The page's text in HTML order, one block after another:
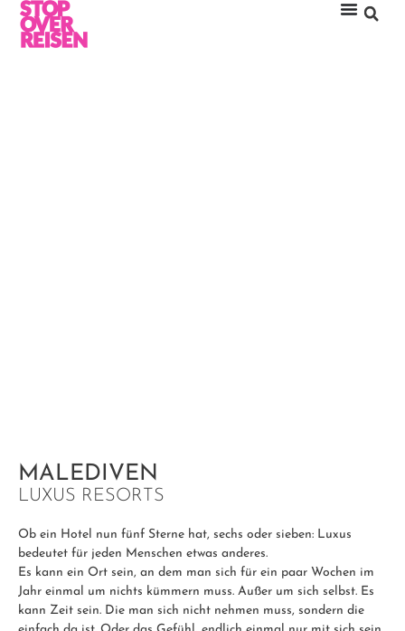
MALEDIVEN LUXUS
MALEDIVEN
LUXUS RESORTS
Ob ein Hotel nun fünf Sterne hat, sechs oder sieben: Luxus
bedeutet für jeden Menschen etwas anderes.
Es kann ein Ort sein, an dem man sich für ein paar Wochen im
Jahr einmal um nichts kümmern muss. Außer um sich selbst. Es
kann Zeit sein. Die man sich nicht nehmen muss, sondern die